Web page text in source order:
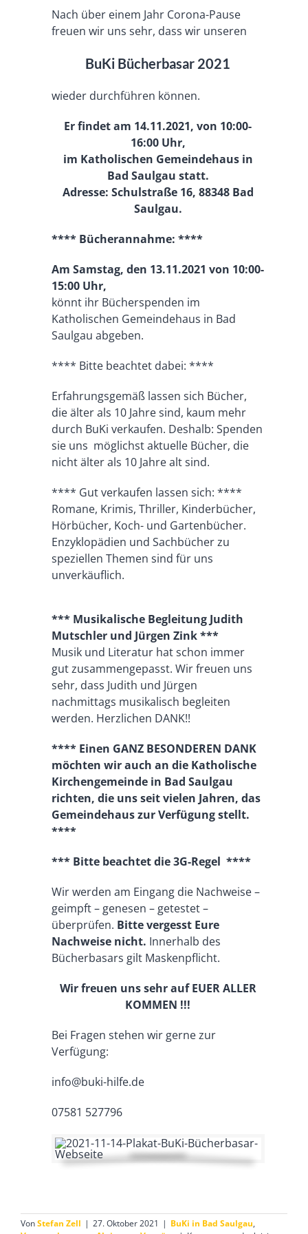
Nach über einem Jahr Corona-Pause
freuen wir uns sehr, dass wir unseren
BuKi Bücherbasar 2021
wieder durchführen können.
Er findet am 14.11.2021, von 10:00-
16:00 Uhr,
im Katholischen Gemeindehaus in
Bad Saulgau statt.
Adresse: Schulstraße 16, 88348 Bad
Saulgau.
**** Bücherannahme: ****
Am Samstag, den 13.11.2021 von 10:00-
15:00 Uhr,
könnt ihr Bücherspenden im
Katholischen Gemeindehaus in Bad
Saulgau abgeben.
**** Bitte beachtet dabei: ****
Erfahrungsgemäß lassen sich Bücher,
die älter als 10 Jahre sind, kaum mehr
durch BuKi verkaufen. Deshalb: Spenden
sie uns möglichst aktuelle Bücher, die
nicht älter als 10 Jahre alt sind.
**** Gut verkaufen lassen sich: ****
Romane, Krimis, Thriller, Kinderbücher,
Hörbücher, Koch- und Gartenbücher.
Enzyklopädien und Sachbücher zu
speziellen Themen sind für uns
unverkäuflich.
*** Musikalische Begleitung Judith
Mutschler und Jürgen Zink ***
Musik und Literatur hat schon immer
gut zusammengepasst. Wir freuen uns
sehr, dass Judith und Jürgen
nachmittags musikalisch begleiten
werden. Herzlichen DANK!!
**** Einen GANZ BESONDEREN DANK
möchten wir auch an die Katholische
Kirchengemeinde in Bad Saulgau
richten, die uns seit vielen Jahren, das
Gemeindehaus zur Verfügung stellt.
****
*** Bitte beachtet die 3G-Regel ****
Wir werden am Eingang die Nachweise –
geimpft – genesen – getestet –
überprüfen. Bitte vergesst Eure
Nachweise nicht. Innerhalb des
Bücherbasars gilt Maskenpflicht.
Wir freuen uns sehr auf EUER ALLER
KOMMEN !!!
Bei Fragen stehen wir gerne zur
Verfügung:
info@buki-hilfe.de
07581 527796
VonStefan Zell | 27. Oktober 2021 | BuKi in Bad Saulgau,